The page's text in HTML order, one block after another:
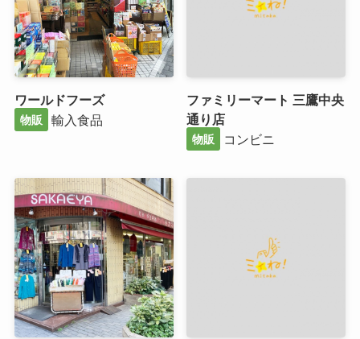
ワールドフーズ
物販 輸入食品
ファミリーマート 三鷹中央
通り店
物販 コンビニ